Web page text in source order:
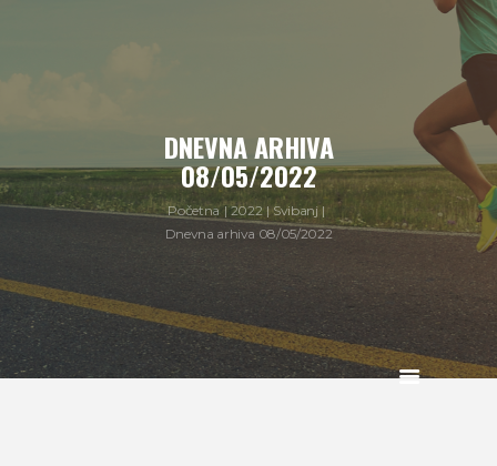
DNEVNA ARHIVA
08/05/2022
Početna 2022
Svibanj
Dnevna arhiva 08/05/2022